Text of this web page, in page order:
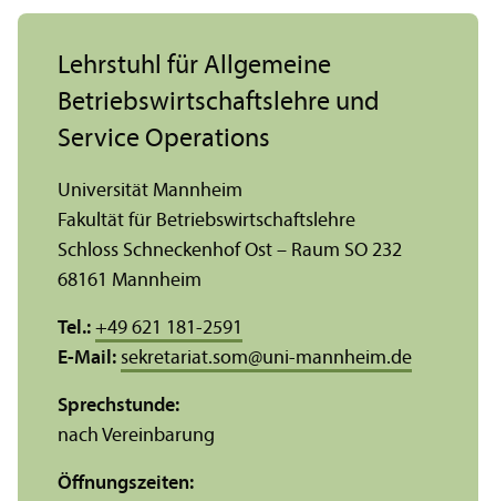
Lehr­stuhl für Allgemeine
Betriebs­wirtschafts­lehre und
Service Operations
Universität Mannheim
Fakultät für Betriebs­wirtschafts­lehre
Schloss Schneckenhof Ost – Raum SO 232
68161 Mannheim
Tel.: +49 621 181-2591
E-Mail: sekretariat.som@uni-mannheim.de
Sprechstunde:
nach Vereinbarung
Öffnungs­zeiten: